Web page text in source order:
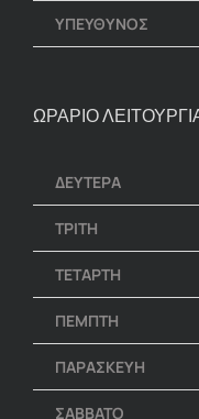
ΥΠΕΥΘΥΝΟΣ
ΩΡΑΡΙΟ
ΔΕΥΤΕΡΑ
ΤΡΙΤΗ
ΤΕΤΑΡΤΗ
ΠΕΜΠΤΗ
ΠΑΡΑΣΚΕΥΗ
ΣΑΒΒΑΤΟ